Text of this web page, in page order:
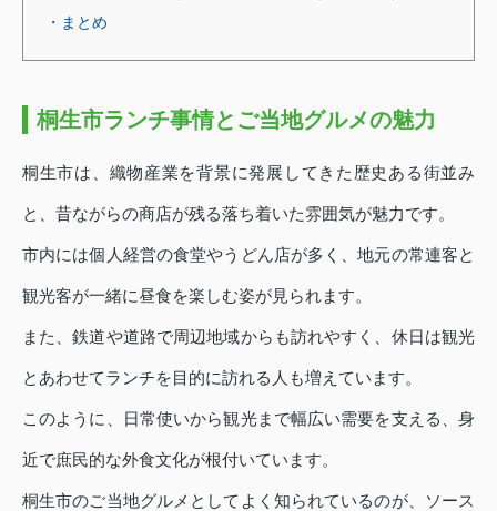
・まとめ
桐生市ランチ事情とご当地グルメの魅力
桐生市は、織物産業を背景に発展してきた歴史ある街並み
と、昔ながらの商店が残る落ち着いた雰囲気が魅力です。
市内には個人経営の食堂やうどん店が多く、地元の常連客と
観光客が一緒に昼食を楽しむ姿が見られます。
また、鉄道や道路で周辺地域からも訪れやすく、休日は観光
とあわせてランチを目的に訪れる人も増えています。
このように、日常使いから観光まで幅広い需要を支える、身
近で庶民的な外食文化が根付いています。
桐生市のご当地グルメとしてよく知られているのが、ソース